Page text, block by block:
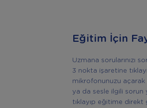
Eğitim İçin
Uzmana sorularınızı
3 nokta işaretine
mikrofonunuzu açarak
ya da sesle ilgili sorun
tıklayıp eğitime